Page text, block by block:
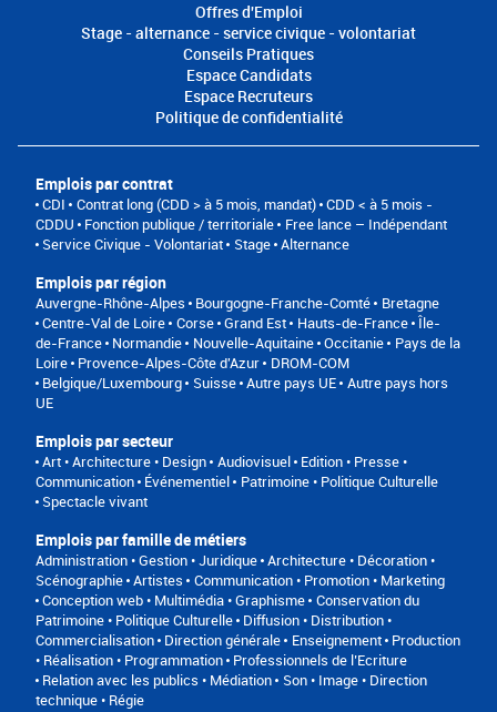
Offres d'Emploi
Stage - alternance - service civique - volontariat
Conseils Pratiques
Espace Candidats
Espace Recruteurs
Politique de confidentialité
Emplois par contrat
CDI Contrat long (CDD > à 5 mois, mandat) CDD < à 5 mois -
CDDU
Fonction publique / territoriale
Free lance – Indépendant
Service Civique - Volontariat
Stage Alternance
Emplois par région
Auvergne-Rhône-Alpes Bourgogne-Franche-Comté
Bretagne
Centre-Val de Loire Corse Grand Est Hauts-de-France Île-
de-France Normandie Nouvelle-Aquitaine Occitanie
Pays de la
Loire Provence-Alpes-Côte d'Azur
DROM-COM
Belgique/Luxembourg
Suisse Autre pays UE Autre pays hors
UE
Emplois par secteur
Art • Architecture • Design Audiovisuel Edition • Presse •
Communication Événementiel
Patrimoine • Politique Culturelle
Spectacle vivant
Emplois par famille de métiers
Administration • Gestion • Juridique Architecture • Décoration •
Scénographie Artistes
Communication • Promotion • Marketing
Conception web • Multimédia • Graphisme Conservation du
Patrimoine • Politique Culturelle Diffusion • Distribution •
Commercialisation Direction générale Enseignement Production
• Réalisation • Programmation Professionnels de l’Ecriture
Relation avec les publics • Médiation
Son • Image • Direction
technique • Régie